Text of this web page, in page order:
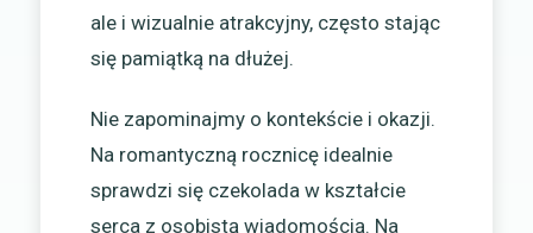
ale i wizualnie atrakcyjny, często stając
się pamiątką na dłużej.
Nie zapominajmy o kontekście i okazji.
Na romantyczną rocznicę idealnie
sprawdzi się czekolada w kształcie
serca z osobistą wiadomością. Na